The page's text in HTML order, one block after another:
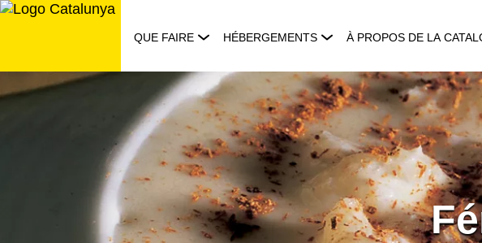
Aller
QUE FAIRE HÉBERGEMENTS À PROPOS DE LA